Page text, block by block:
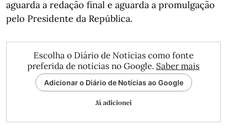
aguarda a redação final e aguarda a promulgação
pelo Presidente da República.
Escolha o Diário de Notícias como fonte
preferida de notícias no Google. Saber mais
Adicionar o Diário de Notícias ao Google
Já adicionei